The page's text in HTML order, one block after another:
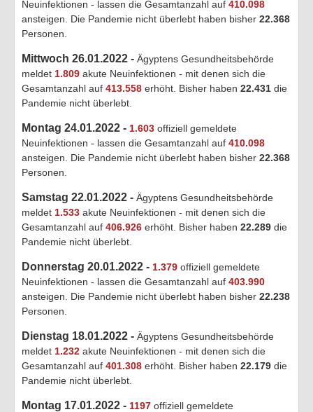
Neuinfektionen - lassen die Gesamtanzahl auf 410.098
ansteigen. Die Pandemie nicht überlebt haben bisher 22.368
Personen.
Mittwoch 26.01.2022 - Ägyptens Gesundheitsbehörde
meldet 1.809 akute Neuinfektionen - mit denen sich die
Gesamtanzahl auf 413.558 erhöht. Bisher haben 22.431 die
Pandemie nicht überlebt.
Montag 24.01.2022 - 1.603 offiziell gemeldete
Neuinfektionen - lassen die Gesamtanzahl auf 410.098
ansteigen. Die Pandemie nicht überlebt haben bisher 22.368
Personen.
Samstag 22.01.2022 - Ägyptens Gesundheitsbehörde
meldet 1.533 akute Neuinfektionen - mit denen sich die
Gesamtanzahl auf 406.926 erhöht. Bisher haben 22.289 die
Pandemie nicht überlebt.
Donnerstag 20.01.2022 - 1.379 offiziell gemeldete
Neuinfektionen - lassen die Gesamtanzahl auf 403.990
ansteigen. Die Pandemie nicht überlebt haben bisher 22.238
Personen.
Dienstag 18.01.2022 - Ägyptens Gesundheitsbehörde
meldet 1.232 akute Neuinfektionen - mit denen sich die
Gesamtanzahl auf 401.308 erhöht. Bisher haben 22.179 die
Pandemie nicht überlebt.
Montag 17.01.2022 - 1197 offiziell gemeldete